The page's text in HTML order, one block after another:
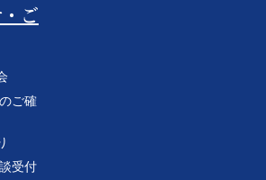
ご
ご確
受付